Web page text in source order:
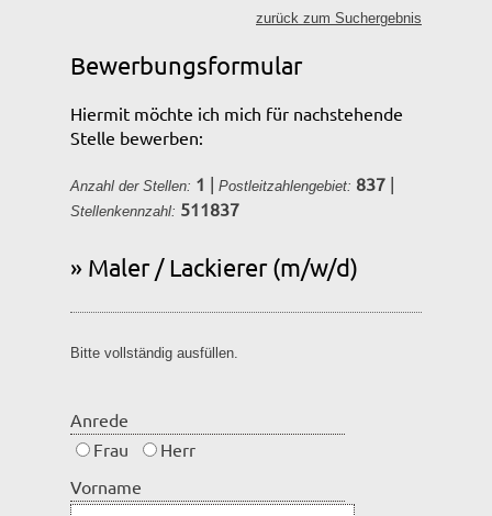
zurück zum Suchergebnis
Bewerbungsformular
Hiermit möchte ich mich für nachstehende
Stelle bewerben:
Anzahl der Stellen: 1 | Postleitzahlengebiet: 837 |
Stellenkennzahl: 511837
» Maler / Lackierer (m/w/d)
Bitte vollständig ausfüllen.
Anrede
Frau
Herr
Vorname